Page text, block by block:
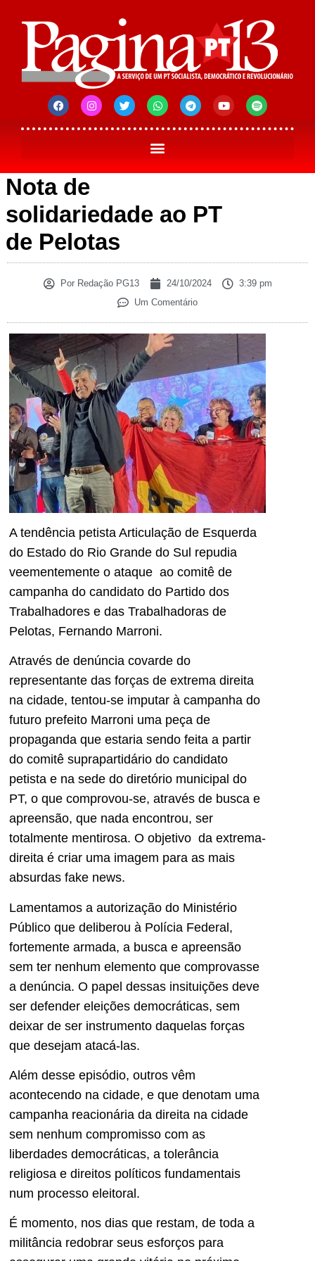
Nota de
solidariedade ao PT
de Pelotas
PorRedação PG13 24/10/2024
3:39 pm
Um Comentário
A tendência petista Articulação de Esquerda
do Estado do Rio Grande do Sul repudia
veementemente o ataque ao comitê de
campanha do candidato do Partido dos
Trabalhadores e das Trabalhadoras de
Pelotas, Fernando Marroni.
Através de denúncia covarde do
representante das forças de extrema direita
na cidade, tentou-se imputar à campanha do
futuro prefeito Marroni uma peça de
propaganda que estaria sendo feita a partir
do comitê suprapartidário do candidato
petista e na sede do diretório municipal do
PT, o que comprovou-se, através de busca e
apreensão, que nada encontrou, ser
totalmente mentirosa. O objetivo da extrema-
direita é criar uma imagem para as mais
absurdas fake news.
Lamentamos a autorização do Ministério
Público que deliberou à Polícia Federal,
fortemente armada, a busca e apreensão
sem ter nenhum elemento que comprovasse
a denúncia. O papel dessas insituições deve
ser defender eleições democráticas, sem
deixar de ser instrumento daquelas forças
que desejam atacá-las.
Além desse episódio, outros vêm
acontecendo na cidade, e que denotam uma
campanha reacionária da direita na cidade
sem nenhum compromisso com as
liberdades democráticas, a tolerância
religiosa e direitos políticos fundamentais
num processo eleitoral.
É momento, nos dias que restam, de toda a
militância redobrar seus esforços para